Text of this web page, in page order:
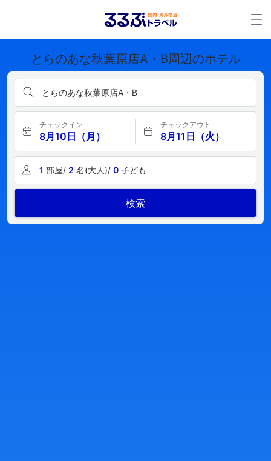
とらのあな秋葉原店A・B周辺のホテル
とらのあな秋葉原店A・B
チェックイン
8月10日（月）
チェックアウト
8月11日（火）
1 部屋/ 2 名(大人)/ 0 子ども
検索